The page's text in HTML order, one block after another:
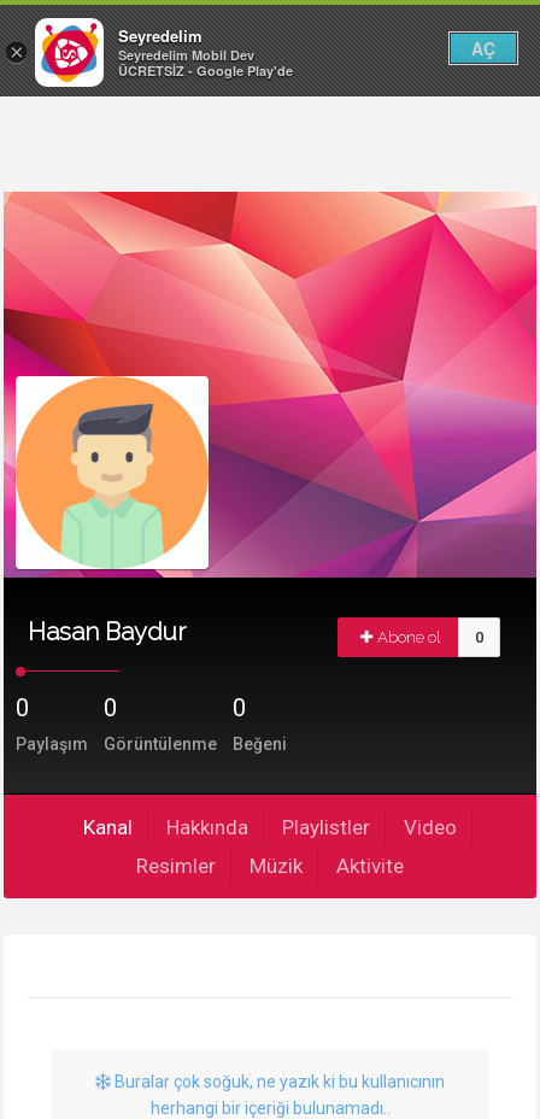
Hasan Baydur Abone ol 0
0
Paylaşım
0
Görüntülenme
0
Beğeni
Kanal Hakkında Playlistler
Video
Resimler
Müzik Aktivite
Buralar çok soğuk, ne yazık ki bu kullanıcının
herhangi bir içeriği bulunamadı..
×
Seyredelim
Seyredelim Mobil Dev
ÜCRETSİZ - Google Play'de
AÇ